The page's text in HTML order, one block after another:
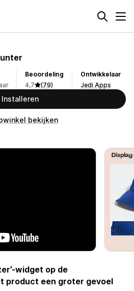
Beoordeling
4,7
(79)
Ontwikkelaar
Jedi Apps
Installeren
bekijken
widget op de
product een groter gevoel